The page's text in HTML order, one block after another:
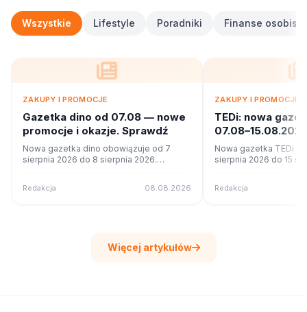
Wszystkie Lifestyle Poradniki Finanse osobiste
ZAKUPY I PROMOCJE
Gazetka dino od 07.08 — nowe
promocje i okazje. Sprawdź
Nowa gazetka dino obowiązuje od 7
sierpnia 2026 do 8 sierpnia 2026.
Redakcja 08.08.2026
ZAKUPY I PROMOCJE
TEDi: nowa
ofercie?
Nowa gazetka TEDi
sierpnia 2026 do 15
Redakcja
Więcej artykułów